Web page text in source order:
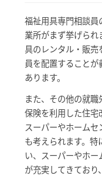
福祉用具専門相談
業所がまず挙げら
具のレンタル・販
員を配置すること
あります。
また、その他の就
保険を利用した住宅
スーパーやホーム
も考えられます。
い、スーパーやホ
が充実してきてお